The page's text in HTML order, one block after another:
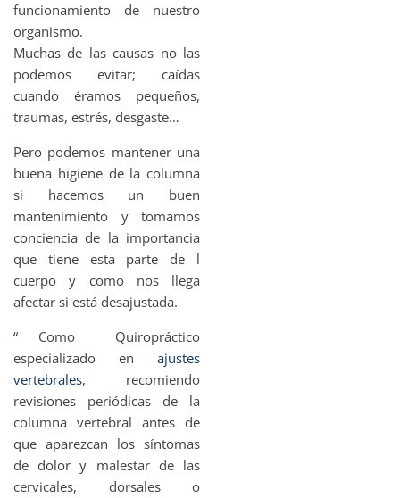
funcionamiento de nuestro
organismo.
Muchas de las causas no las
podemos evitar; caídas
cuando éramos pequeños,
traumas, estrés, desgaste…
Pero podemos mantener una
buena higiene de la columna
si hacemos un buen
mantenimiento y tomamos
conciencia de la importancia
que tiene esta parte de l
cuerpo y como nos llega
afectar si está desajustada.
“ Como Quiropráctico
especializado en ajustes
vertebrales, recomiendo
revisiones periódicas de la
columna vertebral antes de
que aparezcan los síntomas
de dolor y malestar de las
cervicales, dorsales o